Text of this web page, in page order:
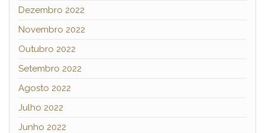
Dezembro 2022
Novembro 2022
Outubro 2022
Setembro 2022
Agosto 2022
Julho 2022
Junho 2022